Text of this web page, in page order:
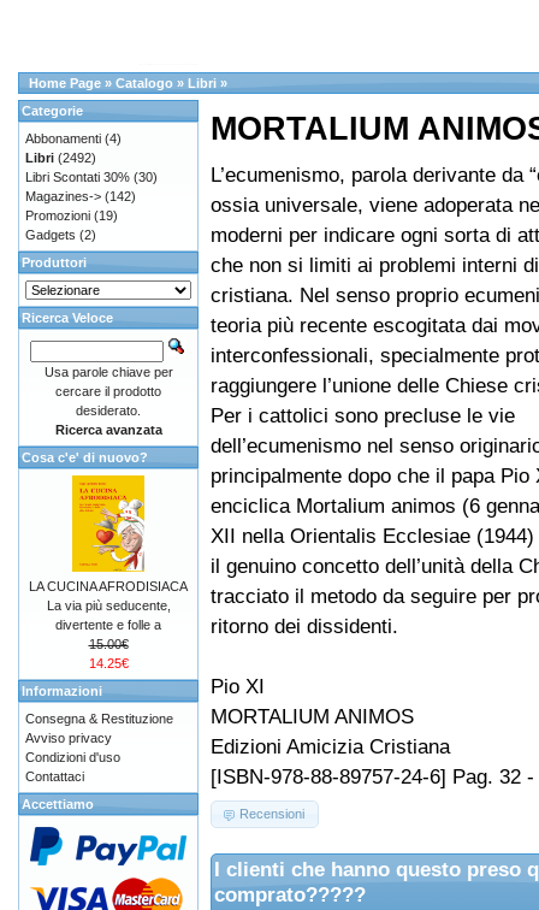
Home Page » Catalogo » Libri »
MORTALIUM
L’ecumenismo, parola derivante da
ossia universale, viene adoperata
moderni per indicare ogni sorta di
che non si limiti ai problemi interni
cristiana. Nel senso proprio
teoria più recente escogitata dai
interconfessionali, specialmente
raggiungere l’unione delle Chiese
Per i cattolici sono precluse le vie
dell’ecumenismo nel senso
principalmente dopo che il papa Pio
enciclica Mortalium animos (6
XII nella Orientalis Ecclesiae
il genuino concetto dell’unità della
tracciato il metodo da seguire per
ritorno dei dissidenti.
Pio XI
MORTALIUM ANIMOS
Edizioni Amicizia Cristiana
[ISBN-978-88-89757-24-6] Pag. 32
Recensioni
I clienti che hanno questo preso
comprato?????
Categorie
Abbonamenti (4)
Libri (2492)
Libri Scontati 30% (30)
Magazines-> (142)
Promozioni (19)
Gadgets (2)
Produttori
Ricerca Veloce
Usa parole chiave per
cercare il prodotto
desiderato.
Ricerca avanzata
Cosa c'e' di nuovo?
LA CUCINA AFRODISIACA
La via più seducente,
divertente e folle a
15.00€
14.25€
Informazioni
Consegna & Restituzione
Avviso privacy
Condizioni d'uso
Contattaci
Accettiamo